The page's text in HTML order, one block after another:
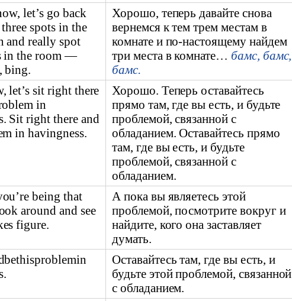
let’s go back
spots in the
and really spot
in the room —
bing.
Хорошо, теперь давайте снова
вернемся к тем трем местам в
комнате и по-настоящему найдем
три места в комнате… бамс, бамс,
бамс.
let’s sit right there
in
Sit right there and
in havingness.
Хорошо. Теперь оставайтесь
прямо там, где вы есть, и будьте
проблемой, связанной с
обладанием. Оставайтесь прямо
там, где вы есть, и будьте
проблемой, связанной с
обладанием.
being that
around and see
figure.
А пока вы являетесь этой
проблемой, посмотрите вокруг и
найдите, кого она заставляет
думать.
Оставайтесь там, где вы есть, и
будьте этой проблемой, связанной
с обладанием.